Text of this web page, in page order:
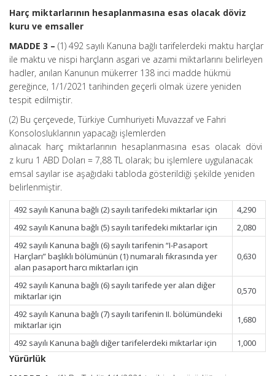
Harç miktarlarının hesaplanmasına esas olacak döviz
kuru ve emsaller
MADDE 3 – (1) 492 sayılı Kanuna bağlı tarifelerdeki maktu harçlar
ile maktu ve nispi harçların asgari ve azami miktarlarını belirleyen
hadler, anılan Kanunun mükerrer 138 inci madde hükmü
gereğince, 1/1/2021 tarihinden geçerli olmak üzere yeniden
tespit edilmiştir.
(2) Bu çerçevede, Türkiye Cumhuriyeti Muvazzaf ve Fahri
Konsolosluklarının yapacağı işlemlerden
alınacak harç miktarlarının hesaplanmasına esas olacak dövi
z kuru 1 ABD Doları = 7,88 TL olarak; bu işlemlere uygulanacak
emsal sayılar ise aşağıdaki tabloda gösterildiği şekilde yeniden
belirlenmiştir.
492 sayılı Kanuna bağlı (2) sayılı tarifedeki miktarlar için
4,290
492 sayılı Kanuna bağlı (5) sayılı tarifedeki miktarlar için
2,080
492 sayılı Kanuna bağlı (6) sayılı tarifenin “I-Pasaport
Harçları” başlıklı bölümünün (1) numaralı fıkrasında yer
alan pasaport harcı miktarları için
0,630
492 sayılı Kanuna bağlı (6) sayılı tarifede yer alan diğer
miktarlar için
0,570
492 sayılı Kanuna bağlı (7) sayılı tarifenin II. bölümündeki
miktarlar için
1,680
492 sayılı Kanuna bağlı diğer tarifelerdeki miktarlar için 1,000
Yürürlük